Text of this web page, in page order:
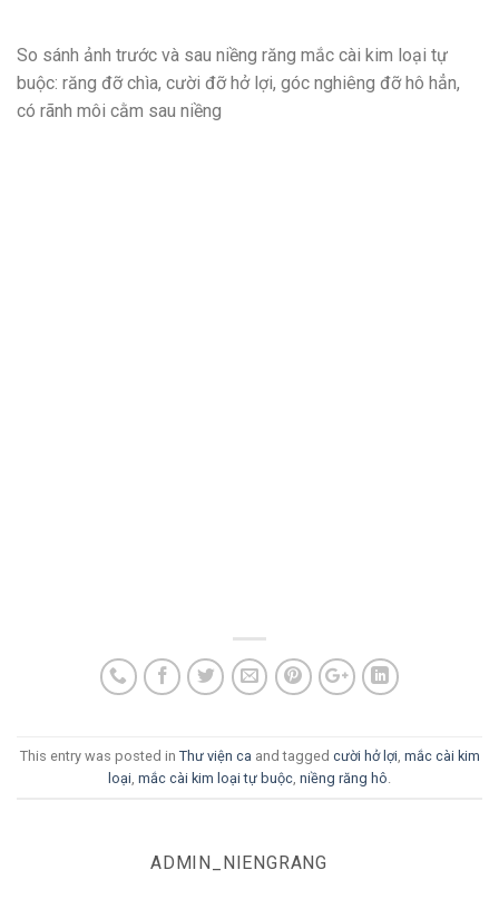
So sánh ảnh trước và sau niềng răng mắc cài kim loại tự
buộc: răng đỡ chìa, cười đỡ hở lợi, góc nghiêng đỡ hô hẳn,
có rãnh môi cằm sau niềng
This entry was posted in Thư viện ca and tagged cười hở lợi mắc cài kim
loại mắc cài kim loại tự buộc niềng răng hô
ADMIN_NIENGRANG